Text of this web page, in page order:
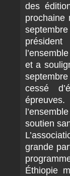
des
prochaine
et a
cessé
soutien
grande
Éthiopie